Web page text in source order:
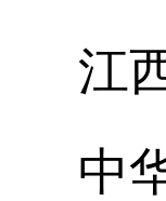
江
中